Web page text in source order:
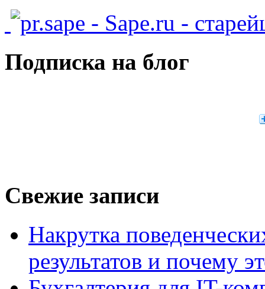
- Sape.ru -
Подписка на блог
Свежие записи
Накрутка
результатов и почему